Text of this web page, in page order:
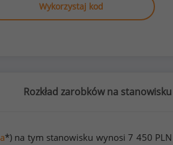
Wykorzystaj kod
Rozkład zarobków na
*) na tym stanowisku wynosi7 450